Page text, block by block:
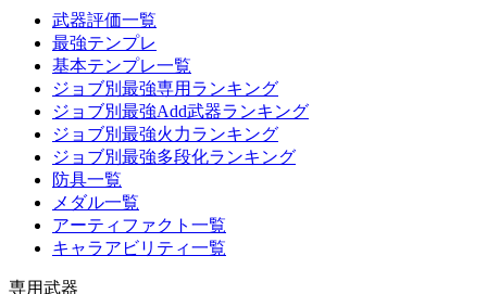
武器評価一覧
最強テンプレ
基本テンプレ一覧
ジョブ別最強専用ランキング
ジョブ別最強Add武器ランキング
ジョブ別最強火力ランキング
ジョブ別最強多段化ランキング
防具一覧
メダル一覧
アーティファクト一覧
キャラアビリティ一覧
専用武器